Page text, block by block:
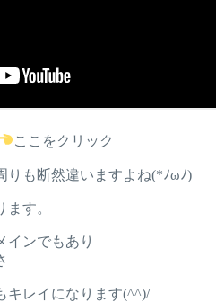
ここをクリック
りも断然違いますよね(*ﾉωﾉ)
す。
インでもあり
キレイになります(^^)/